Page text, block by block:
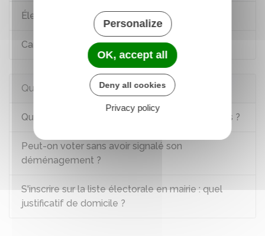
Élections politiques : déroulement du scrutin
Carte électorale
Questions ? Réponses !
Quelles sont les dates des prochaines élections ?
Peut-on voter sans avoir signalé son
déménagement ?
S'inscrire sur la liste électorale en mairie : quel
justificatif de domicile ?
Personalize
OK, accept all
Deny all cookies
Privacy policy